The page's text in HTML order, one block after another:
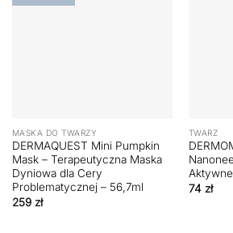
MASKA DO TWARZY
DERMAQUEST Mini Pumpkin
Mask – Terapeutyczna Maska
Dyniowa dla Cery
Problematycznej – 56,7ml
259 zł
TWARZ
Aktywne
74 zł